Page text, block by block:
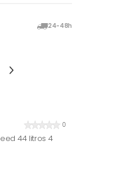
24-48h
0
44 litros 4